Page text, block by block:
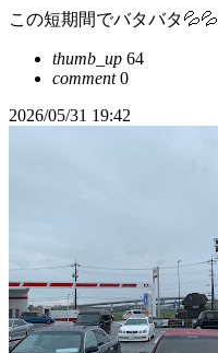
この短期間でバタバタ💦💦
thumb_up 64
comment0
2026/05/31 19:42